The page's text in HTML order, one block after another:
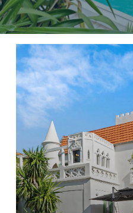
Learn
more